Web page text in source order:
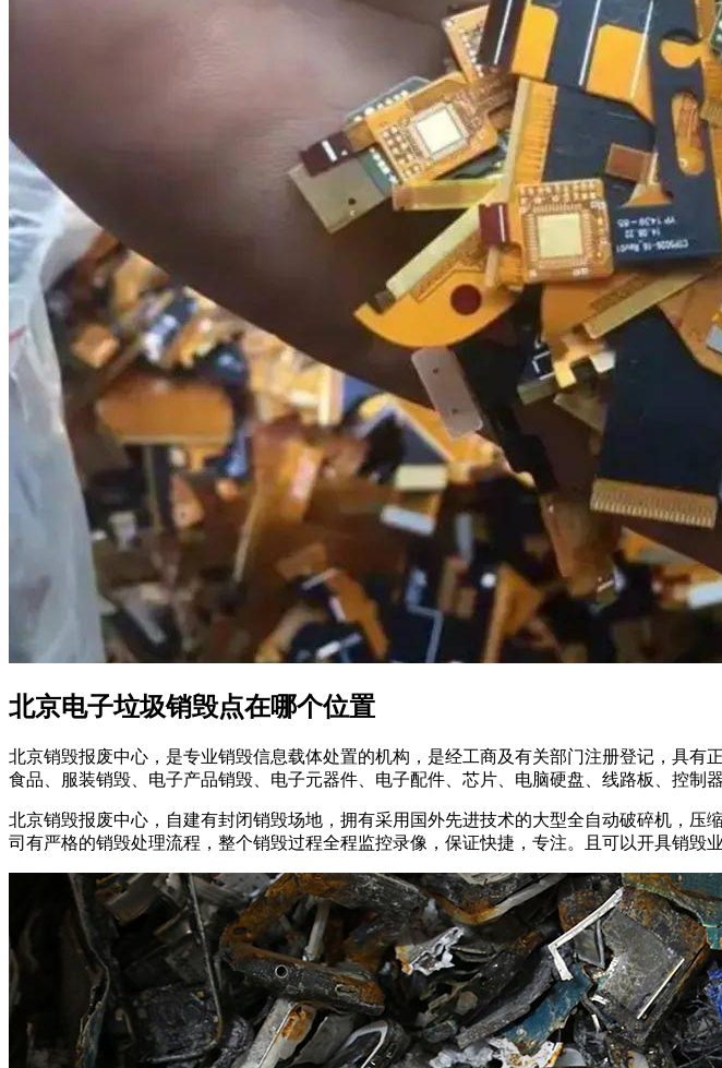
北京电子垃圾销毁点在哪个位置
北京销毁报废中心，是专业销毁信息载体处置的机构，是经工商及有关部门注册登记，具
食品、服装销毁、电子产品销毁、电子元器件、电子配件、芯片、电脑硬盘、线路板、控制
北京销毁报废中心，自建有封闭销毁场地，拥有采用国外先进技术的大型全自动破碎机，
司有严格的销毁处理流程，整个销毁过程全程监控录像，保证快捷，专注。且可以开具销